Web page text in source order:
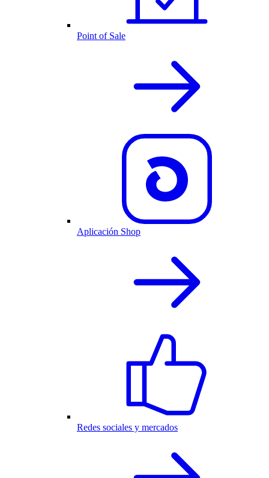
Point of Sale
Aplicación Shop
Redes sociales y mercados